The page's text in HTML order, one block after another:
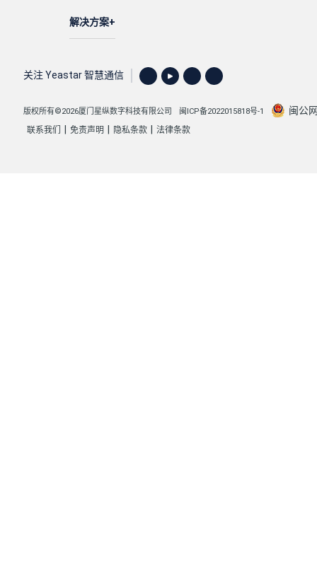
解决方案
关注 Yeastar 智慧通信
版权所有©2026厦门星纵数字科技有限公司 闽ICP备2022015818号-1 闽公
联系我们 免责声明 隐私条款 法律条款